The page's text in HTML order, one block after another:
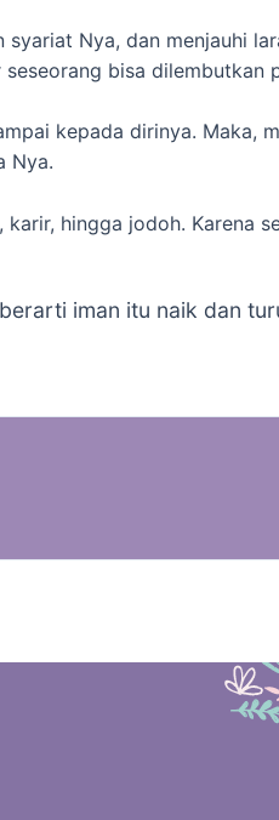
Nya, dan menjauhi
bisa dilembutkan
kepada dirinya.
Nya.
hingga jodoh. Karena
iman itu naik dan